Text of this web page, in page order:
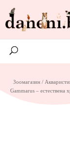
Зоомагазин/
Gammarus – естествена